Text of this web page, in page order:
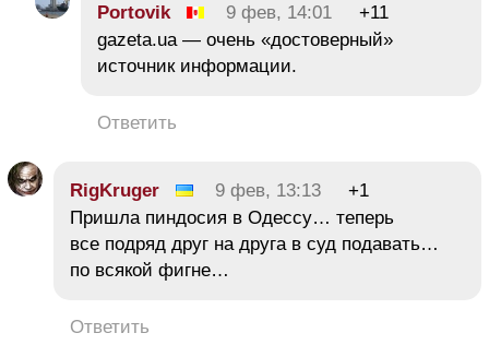
Portovik 9 фев, 14:01
+11
gazeta.ua — очень «достоверный»
источник информации.
Ответить
RigKruger 9 фев, 13:13
+1
Пришла пиндосия в Одессу… теперь
все подряд друг на друга в суд подавать…
по всякой фигне…
Ответить